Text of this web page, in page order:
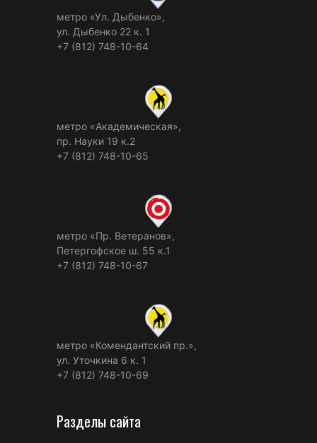
метро «Ул. Дыбенко»,
ул. Дыбенко 22 к. 1
+7 (812) 748-10-64
метро «Академическая»,
пр. Науки 19 к.2
+7 (812) 748-10-65
метро «Пр. Ветеранов»,
Петергофское ш. 55 к.1
+7 (812) 748-10-67
метро «Комендантский пр.»,
ул. Уточкина 6 к. 1
+7 (812) 748-10-69
Разделы сайта